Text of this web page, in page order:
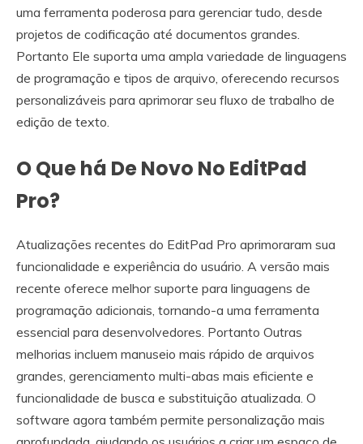
uma ferramenta poderosa para gerenciar tudo, desde
projetos de codificação até documentos grandes.
Portanto Ele suporta uma ampla variedade de linguagens
de programação e tipos de arquivo, oferecendo recursos
personalizáveis ​​para aprimorar seu fluxo de trabalho de
edição de texto.
O Que há De Novo No EditPad
Pro?
Atualizações recentes do EditPad Pro aprimoraram sua
funcionalidade e experiência do usuário. A versão mais
recente oferece melhor suporte para linguagens de
programação adicionais, tornando-a uma ferramenta
essencial para desenvolvedores. Portanto Outras
melhorias incluem manuseio mais rápido de arquivos
grandes, gerenciamento multi-abas mais eficiente e
funcionalidade de busca e substituição atualizada. O
software agora também permite personalização mais